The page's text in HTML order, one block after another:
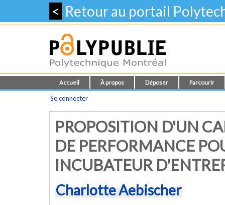
< Retour au portail
Accueil À propos Déposer Parcourir
Se connecter
PROPOSITION D'UN
DE PERFORMANCE
INCUBATEUR
Charlotte Aebischer